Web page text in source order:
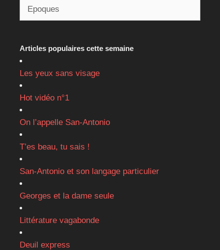
Articles populaires cette semaine
Les yeux sans visage
Hot vidéo n°1
On l’appelle San-Antonio
T’es beau, tu sais !
San-Antonio et son langage particulier
Georges et la dame seule
Littérature vagabonde
Deuil express